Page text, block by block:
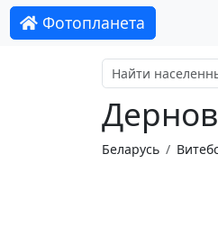
Фотопланета
Беларусь